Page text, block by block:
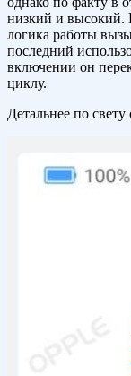
низкий и высокий.
логика работы
последний
включении он
циклу.
Детальнее по свету